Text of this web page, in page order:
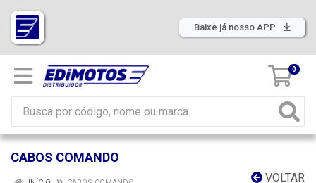
Baixe já nosso APP
0
CABOS COMANDO
VOLTAR